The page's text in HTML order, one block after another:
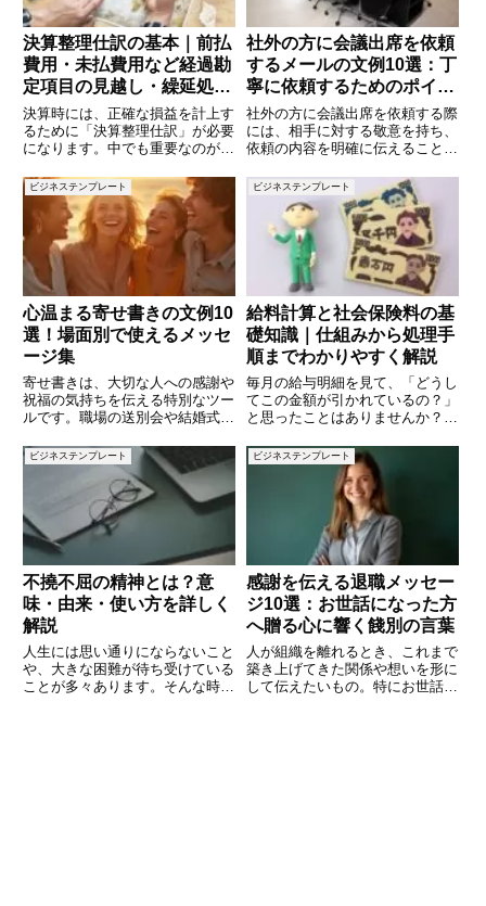
決算整理仕訳の基本｜前払
費用・未払費用など経過勘
定項目の見越し・繰延処理
をわかりやすく解説
決算時には、正確な損益を計上す
るために「決算整理仕訳」が必要
になります。中でも重要なのが、
過勘定項目」の処理です。これら
は、費用や収益が実際に発生した
タイミングと会計期間が一致しな
い場合に、正しく会計処理するた
社外の方に会議出席を依頼
するメールの文例10選：丁
寧に依頼するためのポイン
ト
社外の方に会議出席を依頼する際
には、相手に対する敬意を持ち、
依頼の内容を明確に伝えることが
を具体的に伝えることで、相手が
スムーズに判断しやすくなりま
す。この記事では、社外の方に会
議出席を依頼する際に使えるメー
ビジネステンプレート
心温まる寄せ書きの文例10
選！場面別で使えるメッセ
ージ集
寄せ書きは、大切な人への感謝や
祝福の気持ちを伝える特別なツー
ルです。職場の送別会や結婚式、
られる寄せ書きは、手書きの温も
りが感じられる素敵なプレゼント
になります。しかし、何を書けば
よいのか迷う方も多いはずです。
ビジネステンプレート
給料計算と社会保険料の基
礎知識｜仕組みから処理手
順までわかりやすく解説
毎月の給与明細を見て、「どうし
てこの金額が引かれているの？」
と思ったことはありませんか？ま
担当する方にとっても、正確な給
料計算と社会保険料の処理は欠か
せない業務です。本記事では、給
与の基本的な内訳から、社会保険
ビジネステンプレート
不撓不屈の精神とは？意
味・由来・使い方を詳しく
解説
人生には思い通りにならないこと
や、大きな困難が待ち受けている
ことが多々あります。そんな時、
ビジネステンプレート
感謝を伝える退職メッセー
ジ10選：お世話になった方
へ贈る心に響く餞別の言葉
人が組織を離れるとき、これまで
築き上げてきた関係や想いを形に
して伝えたいもの。特にお世話に